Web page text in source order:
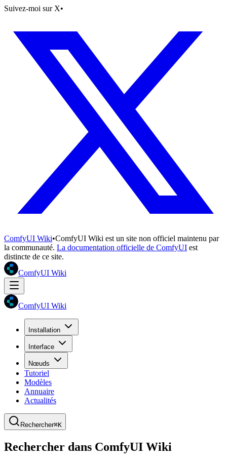
Suivez-moi sur X•
ComfyUI Wiki•ComfyUI Wiki est un site non officiel maintenu par
la communauté. La documentation officielle de ComfyUI est
distincte de ce site.
ComfyUI Wiki
ComfyUI Wiki
Installation
Interface
Nœuds
Tutoriel
Modèles
Annuaire
Actualités
Rechercher⌘K
Rechercher dans ComfyUI Wiki